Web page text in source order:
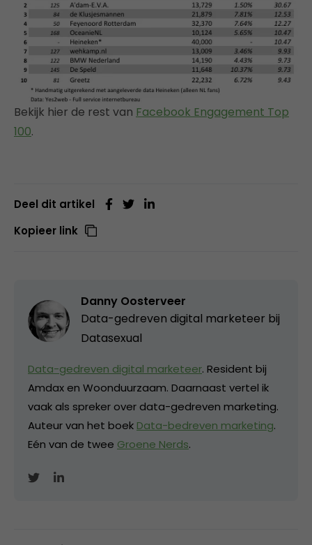
Bekijk hier de rest van Facebook Engagement Top
100.
Deel dit artikel
Kopieer link
Danny Oosterveer
Data-gedreven digital marketeer bij
Datasexual
Data-gedreven digital marketeer. Resident bij
Amdax en Woonduurzaam. Daarnaast vertel ik
vaak als spreker over data-gedreven marketing.
Auteur van het boek Data-bedreven marketing.
Eén van de twee Groene Nerds.